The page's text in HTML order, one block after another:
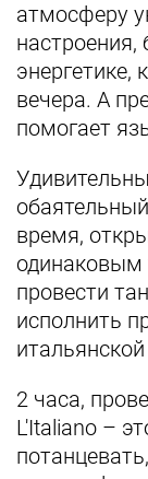
атмосферу
настроения,
энергетике,
вечера. А
помогает
время,
одинаковым
провести
исполнить
2 часа,
L'Italiano –